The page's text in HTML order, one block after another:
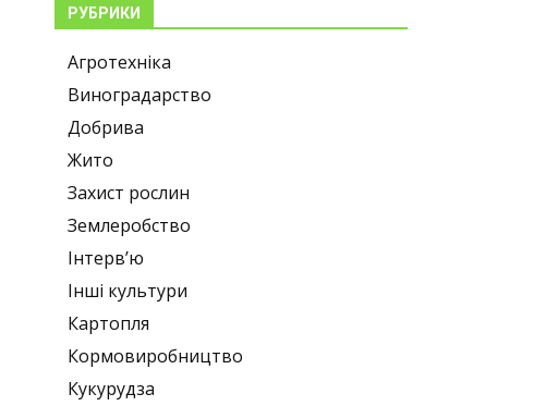
РУБРИКИ
Агротехніка
Виноградарство
Добрива
Жито
Захист рослин
Землеробство
Інтерв’ю
Інші культури
Картопля
Кормовиробництво
Кукурудза